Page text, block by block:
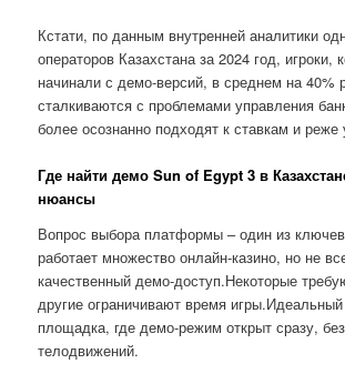
Кстати, по данным внутренней аналитики
операторов Казахстана за 2024 год, игроки,
начинали с демо-версий, в среднем на 40%
сталкиваются с проблемами управления
более осознанно подходят к ставкам и
Где найти демо Sun of Egypt 3 в
нюансы
Вопрос выбора платформы – один из
работает множество онлайн-казино, но не
качественный демо-доступ.Некоторые
другие ограничивают время
площадка, где демо-режим открыт сразу,
телодвижений.